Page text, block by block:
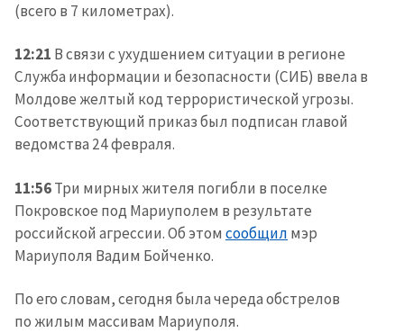
(всего в 7 километрах).
12:21 В связи с ухудшением ситуации в регионе
Служба информации и безопасности (СИБ) ввела в
Молдове желтый код террористической угрозы.
Соответствующий приказ был подписан главой
ведомства 24 февраля.
11:56Три мирных жителя погибли в поселке
Покровское под Мариуполем в результате
российской агрессии. Об этом сообщил мэр
Мариуполя Вадим Бойченко.
По его словам, сегодня была череда обстрелов
по жилым массивам Мариуполя.